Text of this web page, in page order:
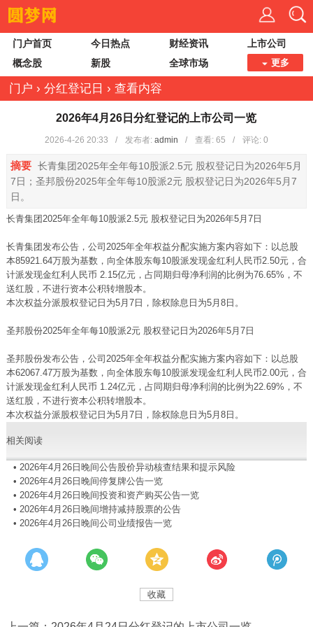
门户首页 今日热点 财经资讯
上市公司
概念股
新股 全球市场 更多
门户 › 分红登记日 › 查看内容
2026年4月26日分红登记的上市公司一览
2026-4-26 20:33 / 发布者: admin / 查看: 65 / 评论: 0
摘要 长青集团2025年全年每10股派2.5元 股权登记日为2026年5月
7日；圣邦股份2025年全年每10股派2元 股权登记日为2026年5月7
日。
长青集团2025年全年每10股派2.5元 股权登记日为2026年5月7日
长青集团发布公告，公司2025年全年权益分配实施方案内容如下：以总股
本85921.64万股为基数，向全体股东每10股派发现金红利人民币2.50元，合
计派发现金红利人民币 2.15亿元，占同期归母净利润的比例为76.65%，不
送红股，不进行资本公积转增股本。
本次权益分派股权登记日为5月7日，除权除息日为5月8日。
圣邦股份2025年全年每10股派2元 股权登记日为2026年5月7日
圣邦股份发布公告，公司2025年全年权益分配实施方案内容如下：以总股
本62067.47万股为基数，向全体股东每10股派发现金红利人民币2.00元，合
计派发现金红利人民币 1.24亿元，占同期归母净利润的比例为22.69%，不
送红股，不进行资本公积转增股本。
本次权益分派股权登记日为5月7日，除权除息日为5月8日。
相关阅读
• 2026年4月26日晚间公告股价异动核查结果和提示风险
• 2026年4月26日晚间停复牌公告一览
• 2026年4月26日晚间投资和资产购买公告一览
• 2026年4月26日晚间增持减持股票的公告
• 2026年4月26日晚间公司业绩报告一览
收藏